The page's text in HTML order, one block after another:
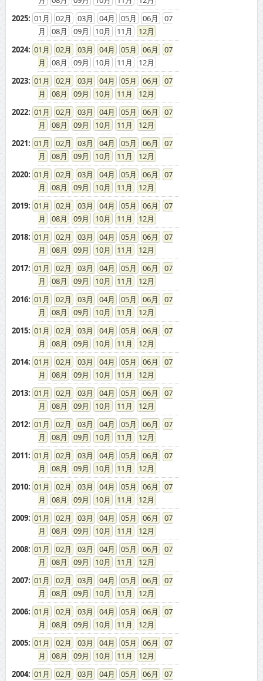
2025: 01 02 03 04 05 06
07
08
09 10 11
12
2024: 01 02 03 04 05 06
07
08
09 10 11
12
2023: 01 02 03 04 05 06
07
08
09 10 11
12
2022: 01 02 03 04 05 06
07
08
09 10 11
12
2021: 01 02 03 04 05 06
07
08
09 10 11
12
2020: 01 02 03 04 05 06
07
08
09 10 11
12
2019: 01 02 03 04 05 06
07
08
09 10 11
12
2018: 01 02 03 04 05 06
07
08
09 10 11
12
2017: 01 02 03 04 05 06
07
08
09 10 11
12
2016: 01 02 03 04 05 06
07
08
09 10 11
12
2015: 01 02 03 04 05 06
07
08
09 10 11
12
2014: 01 02 03 04 05 06
07
08
09 10 11
12
2013: 01 02 03 04 05 06
07
08
09 10 11
12
2012: 01 02 03 04 05 06
07
08
09 10 11
12
2011: 01 02 03 04 05 06
07
08
09 10 11
12
2010: 01 02 03 04 05 06
07
08
09 10 11
12
2009: 01 02 03 04 05 06
07
08
09 10 11
12
2008: 01 02 03 04 05 06
07
08
09 10 11
12
2007: 01 02 03 04 05 06
07
08
09 10 11
12
2006: 01 02 03 04 05 06
07
08
09 10 11
12
2005: 01 02 03 04 05 06
07
08
09 10 11
12
2004: 01 02 03 04 05 06
07